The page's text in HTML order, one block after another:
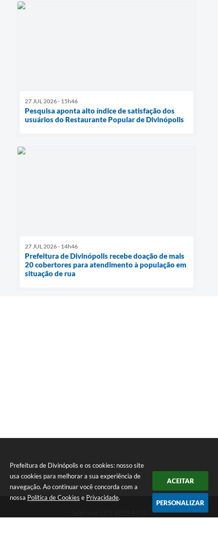
Prefeitura de Divinópolis e os cookies: nosso site
usa cookies para melhorar a sua experiência de
navegação. Ao continuar você concorda com a
nossa Política de Cookies e Privacidade.
ACEITAR
PERSONALIZAR
27 JUL 2026 - 15h46
Pesquisa aponta alto índice de satisfação dos
usuários do Restaurante Popular de Divinópolis
27 JUL 2026 - 14h46
Prefeitura de Divinópolis recebe doação de mais
20 cobertores para atendimento à população em
situação de rua